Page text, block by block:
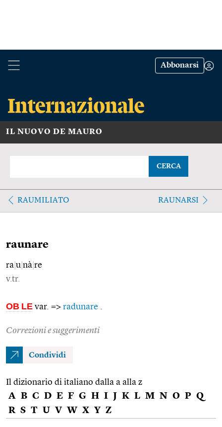
Abbonarsi
IL NUOVO DE MAURO
CERCA
RAUMILIATO RAUNARSI
raunare
ra u nà re
v.tr.
OB LE var. => radunare
Correzioni e suggerimenti
Condividi
Il dizionario di italiano dalla a alla z
A B C D E F G H I J K L M N O P Q
R S T U V W X Y Z